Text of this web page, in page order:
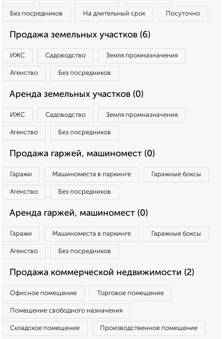
Без посредников На длительный срок Посуточно
Продажа земельных участков (6)
ИЖС Садоводство Земля промназначения
Агенство Без посредников
Аренда земельных участков (0)
ИЖС Садоводство Земля промназначения
Агенство Без посредников
Продажа гаржей, машиномест (0)
Гаражи Машиноместа в паркинге Гаражные боксы
Агенство Без посредников
Аренда гаржей, машиномест (0)
Гаражи Машиноместа в паркинге Гаражные боксы
Агенство Без посредников
Продажа коммерческой недвижимости (2)
Офисное помещение Торговое помещение
Помещение свободного назначения
Складское помещение Производственное помещение